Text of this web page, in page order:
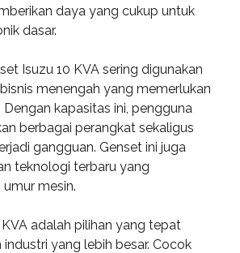
daya yang cukup untuk
dasar.
Isuzu 10 KVA sering digunakan
menengah yang memerlukan
Dengan kapasitas ini, pengguna
berbagai perangkat sekaligus
gangguan. Genset ini juga
teknologi terbaru yang
mesin.
adalah pilihan yang tepat
yang lebih besar. Cocok